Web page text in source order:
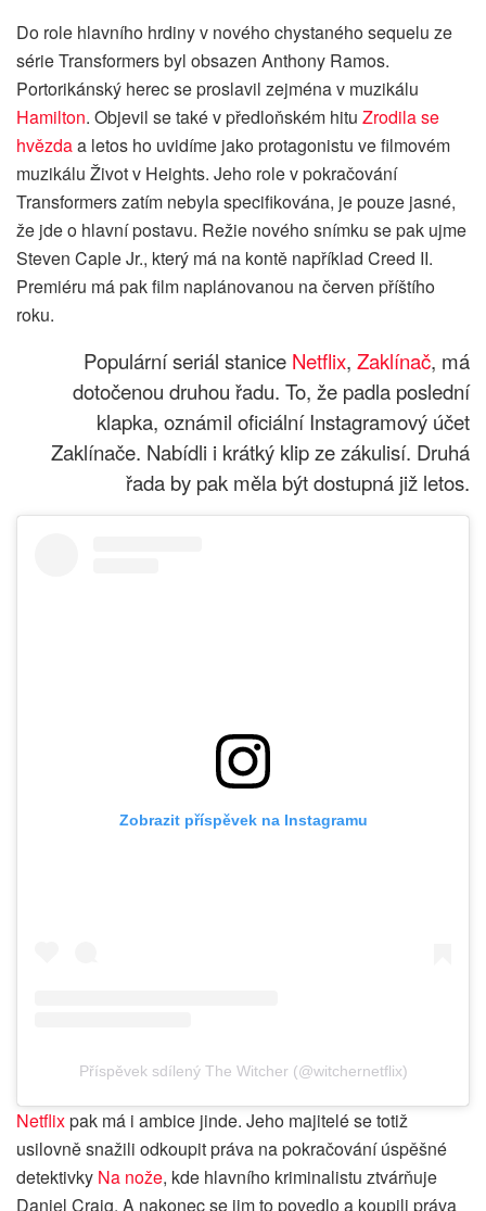
Do role hlavního hrdiny v nového chystaného sequelu ze
série Transformers byl obsazen Anthony Ramos.
Portorikánský herec se proslavil zejména v muzikálu
Hamilton. Objevil se také v předloňském hitu Zrodila se
hvězdaa letos ho uvidíme jako protagonistu ve filmovém
muzikálu Život v Heights. Jeho role v pokračování
Transformers zatím nebyla specifikována, je pouze jasné,
že jde o hlavní postavu. Režie nového snímku se pak ujme
Steven Caple Jr., který má na kontě například Creed II.
Premiéru má pak film naplánovanou na červen příštího
roku.
Populární seriál stanice Netflix, Zaklínač, má
dotočenou druhou řadu. To, že padla poslední
klapka, oznámil oficiální Instagramový účet
Zaklínače. Nabídli i krátký klip ze zákulisí. Druhá
řada by pak měla být dostupná již letos.
Zobrazit příspěvek na Instagramu
Příspěvek sdílený The Witcher (@witchernetflix)
Netflixpak má i ambice jinde. Jeho majitelé se totiž
usilovně snažili odkoupit práva na pokračování úspěšné
detektivky Na nože, kde hlavního kriminalistu ztvárňuje
Daniel Craig. A nakonec se jim to povedlo a koupili práva